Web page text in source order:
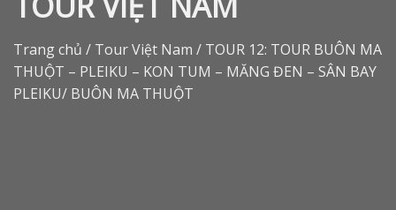
Trang chủ / Tour Việt Nam / TOUR 12: TOUR BUÔN MA
THUỘT – PLEIKU – KON TUM – MĂNG ĐEN – SÂN BAY
PLEIKU/ BUÔN MA THUỘT